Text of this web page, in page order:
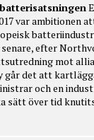
var ambitionen
efter
mot
går det att
och en
sätt över tid